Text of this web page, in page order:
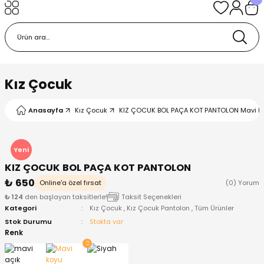
Kız Çocuk
Anasayfa Kız Çocuk KIZ ÇOCUK BOL PAÇA KOT PANTOLON Mavi
Yeni
KIZ ÇOCUK BOL PAÇA KOT PANTOLON
₺ 650
Online'a özel fırsat
(0) Yorum
₺ 124 den başlayan taksitlerle!
Taksit Seçenekleri
Kategori
Kız Çocuk , Kız Çocuk Pantolon ,Tüm Ürünler
Stok Durumu
Stokta var
Renk
Giyim
Bere ve Eldiven
Body
Bere ve Eldiven
Body
ve Patik
Çıkışı ve Zıbın Seti
Ürünleri